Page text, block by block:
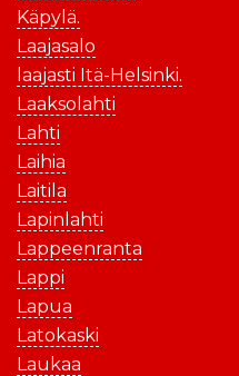
Käpylä.
Laajasalo
laajasti Itä-Helsinki.
Laaksolahti
Lahti
Laihia
Laitila
Lapinlahti
Lappeenranta
Lappi
Lapua
Latokaski
Laukaa